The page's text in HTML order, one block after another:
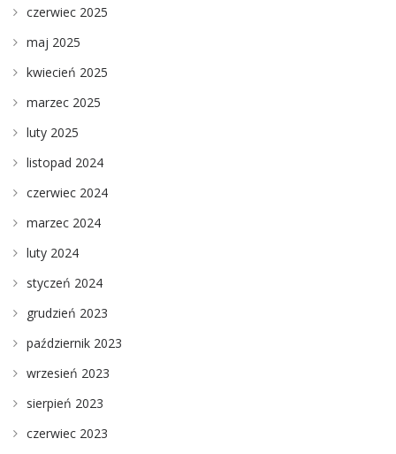
czerwiec 2025
maj 2025
kwiecień 2025
marzec 2025
luty 2025
listopad 2024
czerwiec 2024
marzec 2024
luty 2024
styczeń 2024
grudzień 2023
październik 2023
wrzesień 2023
sierpień 2023
czerwiec 2023